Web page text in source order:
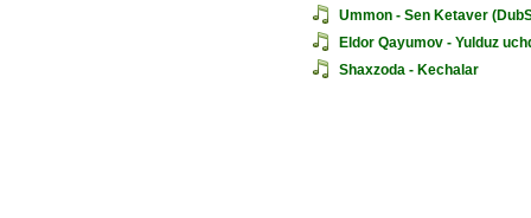
Ummon - Sen Ketaver
Eldor Qayumov - Yulduz
Shaxzoda - Kechalar